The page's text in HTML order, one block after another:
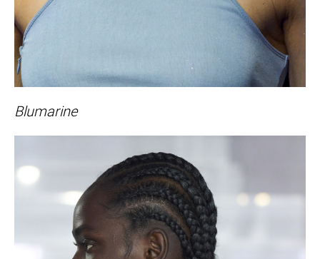
Blumarine